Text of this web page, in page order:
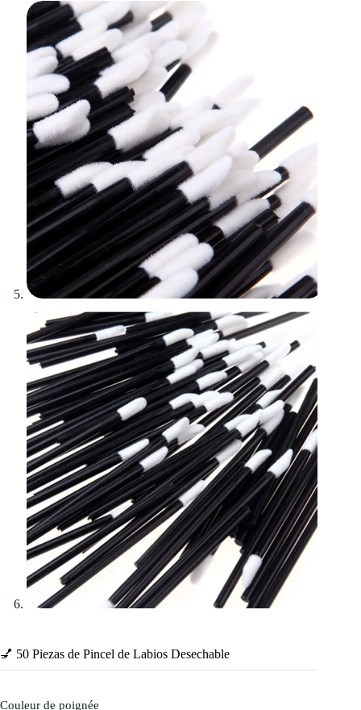
💅 50 Piezas de Pincel de Labios Desechable
Couleur de poignée